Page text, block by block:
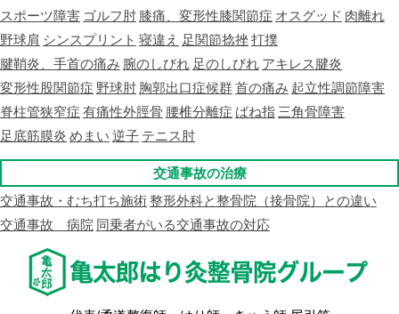
スポーツ障害 ゴルフ肘 膝痛、変形性膝関節症 オスグッド 肉離れ
野球肩 シンスプリント 寝違え 足関節捻挫打撲
腱鞘炎、手首の痛み 腕のしびれ 足のしびれ アキレス腱炎
変形性股関節症 野球肘 胸郭出口症候群首の痛み 起立性調節障害
脊柱管狭窄症 有痛性外脛骨 腰椎分離症 ばね指 三角骨障害
足底筋膜炎 めまい 逆子 テニス肘
交通事故の治療
交通事故・むち打ち施術整形外科と整骨院（接骨院）との違い
交通事故 病院 同乗者がいる交通事故の対応